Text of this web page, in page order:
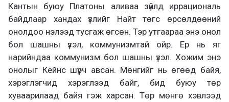
Кантын буюу Платоны аливаа зүйлд иррациональ
байдлаар хандах үзлийг Найт төгс өрсөлдөөний
онолдоо нэлээд тусгаж өгсөн. Тэр утгаараа энэ онол
бол шашны үзэл, коммунизмтай ойр. Ер нь яг
нарийндаа коммунизм бол шашны үзэл. Хожим энэ
онолыг Кейнс шүүрч авсан. Мөнгийг нь өгөөд байя,
хэрэглэгчид хэрэглээд байг, бид буюу төр
хуваарилаад байя гэж харсан. Төр мөнгө хэвлээд